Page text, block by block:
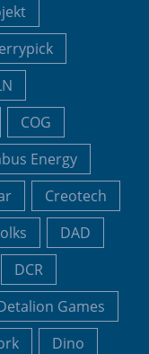
COG
Energy
Creotech
DAD
DCR
Games
Dino